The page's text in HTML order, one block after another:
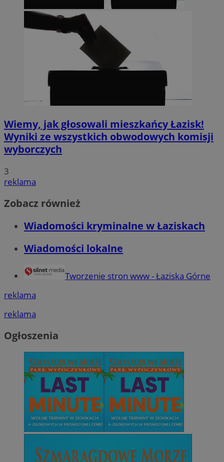
Wiemy, jak głosowali mieszkańcy Łazisk!
Wyniki ze wszystkich obwodowych komisji
wyborczych
3
reklama
Zobacz również
Wiadomości kryminalne w Łaziskach
Wiadomości lokalne
Tworzenie stron www - Łaziska Górne
reklama
reklama
Ogłoszenia